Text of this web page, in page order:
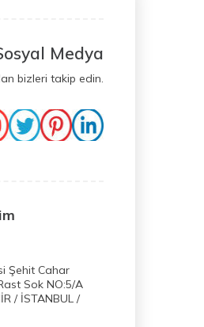
Medya
bizleri takip edin.
Şehit Cahar
Sok NO:5/A
/ İSTANBUL /